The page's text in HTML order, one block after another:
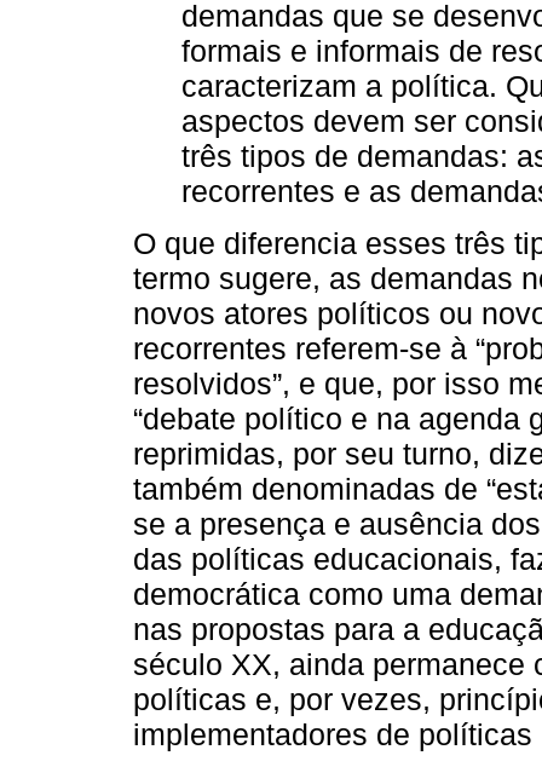
demandas que se
formais e informais de
caracterizam a política.
aspectos devem ser
três tipos de demandas:
recorrentes e as
O que diferencia esses três
termo sugere, as demandas
novos atores políticos ou
recorrentes referem-se à
resolvidos”, e que, por isso
“debate político e na agenda
reprimidas, por seu turno,
também denominadas de
se a presença e ausência
das políticas educacionais,
democrática como uma
nas propostas para a
século XX, ainda permanece
políticas e, por vezes,
implementadores de políticas